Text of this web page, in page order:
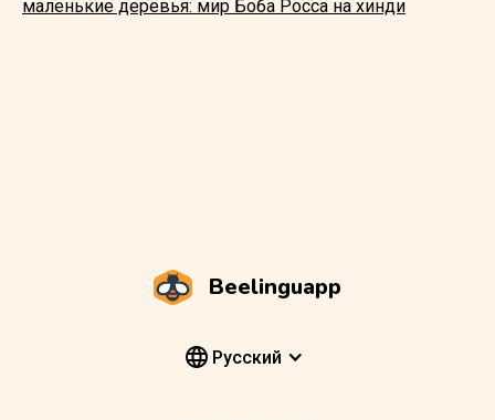
маленькие деревья: мир Боба Росса на хинди
Beelinguapp
Pусский